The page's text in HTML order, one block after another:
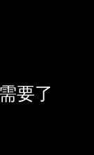
要了